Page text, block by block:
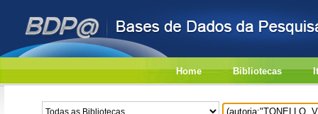
Home Bibliotecas